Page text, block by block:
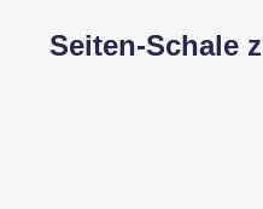
Seiten-Schale